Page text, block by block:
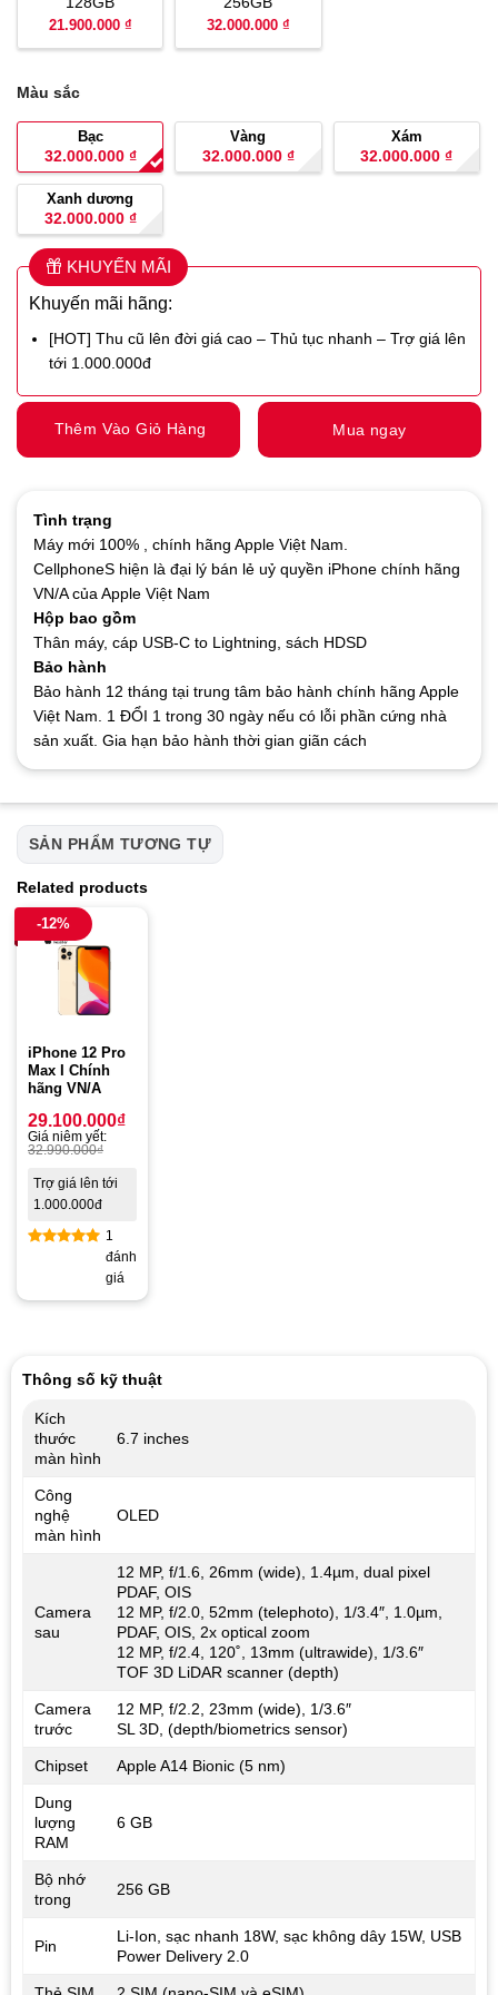
Màu sắc
Bạc
32.000.000 ₫
Vàng
32.000.000 ₫
Xám
32.000.000₫
Xanh dương
32.000.000 ₫
21.900.000 ₫ 32.000.000 ₫
KHUYẾN MÃI
Khuyến mãi hãng:
[HOT] Thu cũ lên đời giá cao – Thủ tục nhanh – Trợ giá lên
tới 1.000.000đ
Thêm Vào Giỏ Hàng Mua ngay
Tình trạng
Máy mới 100% , chính hãng Apple Việt Nam.
CellphoneS hiện là đại lý bán lẻ uỷ quyền iPhone chính hãng
VN/A của Apple Việt Nam
Hộp bao gồm
Thân máy, cáp USB-C to Lightning, sách HDSD
Bảo hành
Bảo hành 12 tháng tại trung tâm bảo hành chính hãng Apple
Việt Nam. 1 ĐỔI 1 trong 30 ngày nếu có lỗi phần cứng nhà
sản xuất. Gia hạn bảo hành thời gian giãn cách
SẢN PHẨM TƯƠNG TỰ
Related products
-12%
iPhone 12 Pro
Max I Chính
hãng VN/A
5.00
29.100.000₫
Giá niêm yết:
32.990.000₫
Trợ giá lên tới
1.000.000đ
1
đánh
giá
Thông số kỹ thuật
Kích
thước
màn hình
6.7 inches
Công
nghệ
màn hình
OLED
Camera
sau
12 MP, f/1.6, 26mm (wide), 1.4µm, dual pixel
PDAF, OIS
12 MP, f/2.0, 52mm (telephoto), 1/3.4″, 1.0µm,
PDAF, OIS, 2x optical zoom
12 MP, f/2.4, 120˚, 13mm (ultrawide), 1/3.6″
TOF 3D LiDAR scanner (depth)
Camera
trước
12 MP, f/2.2, 23mm (wide), 1/3.6″
SL 3D, (depth/biometrics sensor)
Chipset Apple A14 Bionic (5 nm)
Dung
lượng
RAM
6 GB
Bộ nhớ
trong
256 GB
Pin
Li-Ion, sạc nhanh 18W, sạc không dây 15W, USB
Power Delivery 2.0